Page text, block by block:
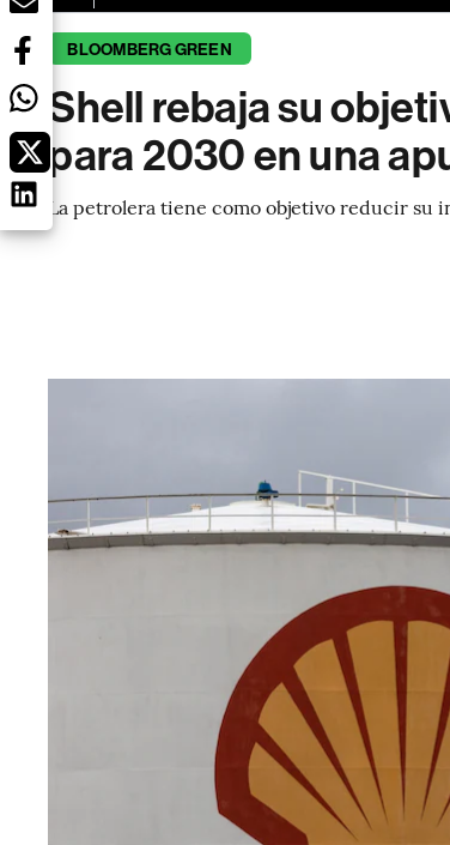
BLOOMBERG GREEN
Shell rebaja su
para 2030 en una
La petrolera tiene como objetivo reducir su